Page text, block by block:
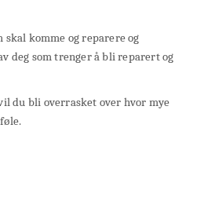
skal komme og reparere og
deg som trenger å bli reparert og
du bli overrasket over hvor mye